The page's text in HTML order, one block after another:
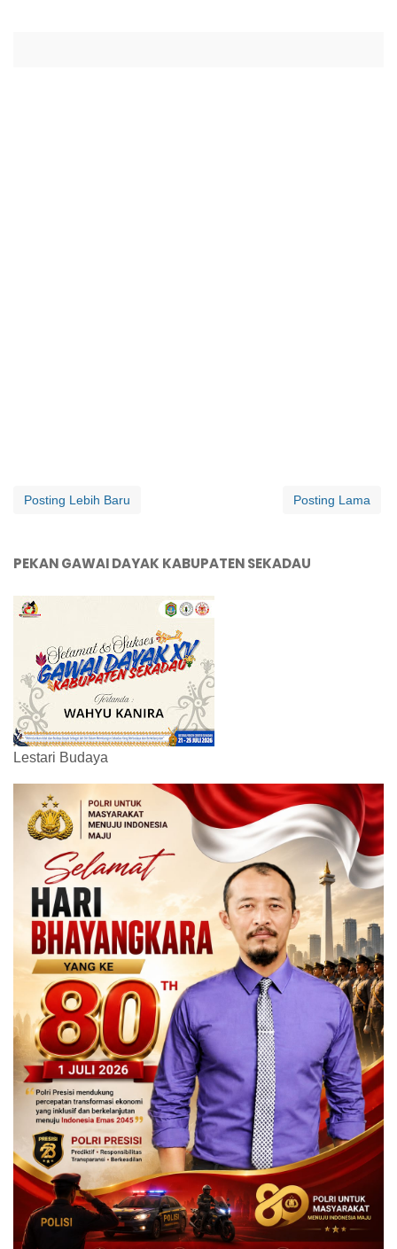
Posting Lebih Baru Posting Lama
PEKAN GAWAI DAYAK KABUPATEN SEKADAU
Lestari Budaya